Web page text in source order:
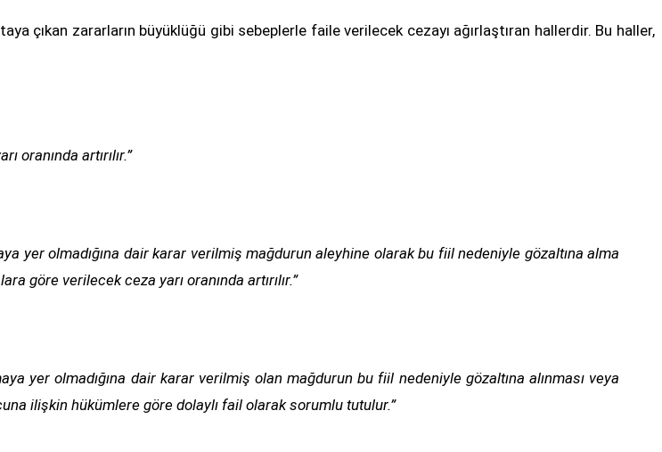
çıkan zararların büyüklüğü gibi sebeplerle faile verilecek cezayı ağırlaştıran hallerdir. Bu haller,
oranında artırılır.”
yer olmadığına dair karar verilmiş mağdurun aleyhine olarak bu fiil nedeniyle gözaltına alma
göre verilecek ceza yarı oranında artırılır.”
yer olmadığına dair karar verilmiş olan mağdurun bu fiil nedeniyle gözaltına alınması veya
ilişkin hükümlere göre dolaylı fail olarak sorumlu tutulur.”